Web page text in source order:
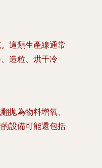
這類生產線通常
造粒、烘干冷
拋為物料增氧、
設備可能還包括